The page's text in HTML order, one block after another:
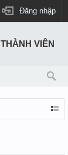
Đăng nhập
THÀNH VIÊN